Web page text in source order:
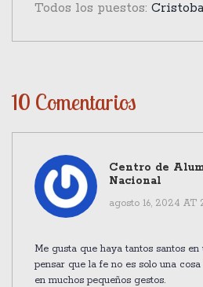
Todos los puestos:
10 Comentarios
Centro de
Nacional
agosto 16, 2024 AT
Me gusta que haya tantos santos en
pensar que la fe no es solo una
en muchos pequeños gestos.